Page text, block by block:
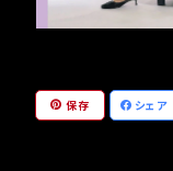
保存 シェア